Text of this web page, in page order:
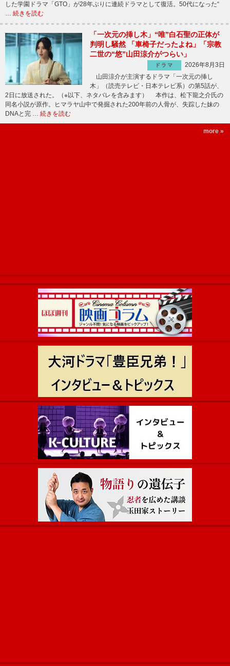
した学園ドラマ「GTO」が28年ぶりに連続ドラマとして復活。50代になった“
… 続きを読む
「一次元の挿し木」“唯”白石聖の正体が
判明し騒然 「車椅子だったよね」「宗教
二世の“悠”山田涼介がつらい」
ドラマ
2026年8月3日
山田涼介が主演するドラマ「一次元の挿し
木」（読売テレビ・日本テレビ系）の第5話が、
2日に放送された。（※以下、ネタバレを含みます） 本作は、松下龍之介氏の
同名小説が原作。ヒマラヤ山中で発掘された200年前の人骨が、失踪した妹の
DNAと完 … 続きを読む
more »